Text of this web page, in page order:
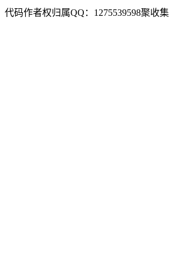
代码作者权归属QQ：1275539598聚收